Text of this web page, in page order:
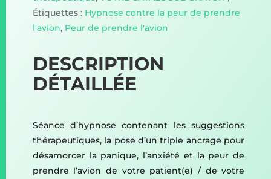
Étiquettes : Hypnose contre la peur de prendre
l'avion, Peur de prendre l'avion
DESCRIPTION
DÉTAILLÉE
Séance d’hypnose contenant les suggestions
thérapeutiques, la pose d’un triple ancrage pour
désamorcer la panique, l’anxiété et la peur de
prendre l’avion de votre patient(e) / de votre